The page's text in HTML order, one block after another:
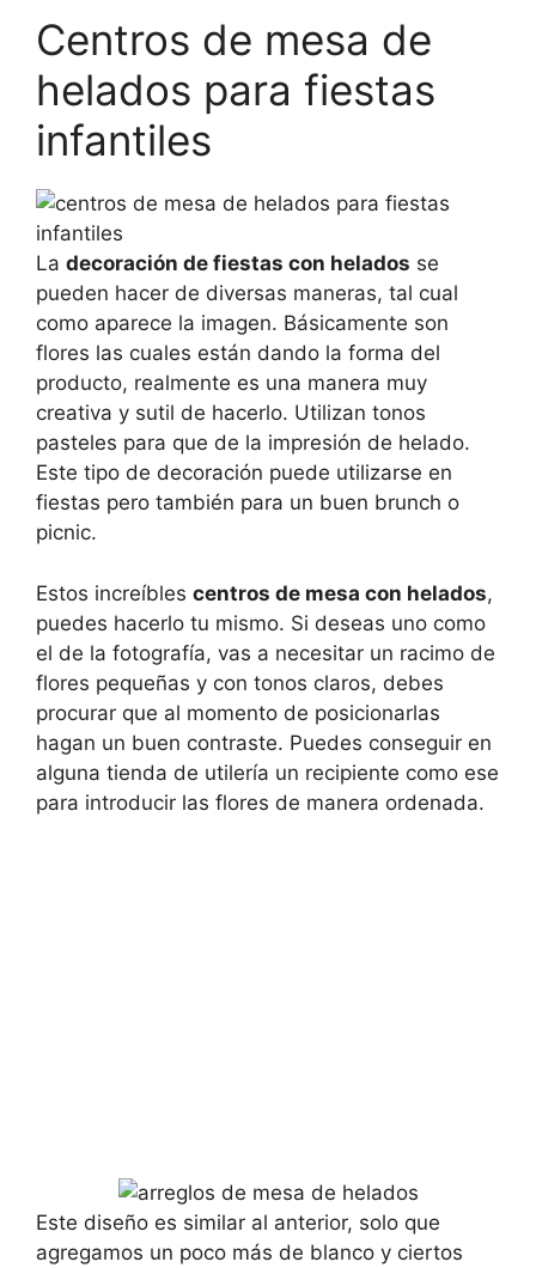
Centros de mesa de
helados para fiestas
infantiles
La decoración de fiestas con helados se
pueden hacer de diversas maneras, tal cual
como aparece la imagen. Básicamente son
flores las cuales están dando la forma del
producto, realmente es una manera muy
creativa y sutil de hacerlo. Utilizan tonos
pasteles para que de la impresión de helado.
Este tipo de decoración puede utilizarse en
fiestas pero también para un buen brunch o
picnic.
Estos increíbles centros de mesa con helados,
puedes hacerlo tu mismo. Si deseas uno como
el de la fotografía, vas a necesitar un racimo de
flores pequeñas y con tonos claros, debes
procurar que al momento de posicionarlas
hagan un buen contraste. Puedes conseguir en
alguna tienda de utilería un recipiente como ese
para introducir las flores de manera ordenada.
Este diseño es similar al anterior, solo que
agregamos un poco más de blanco y ciertos